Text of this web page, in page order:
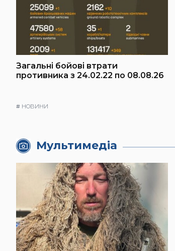
Загальні бойові втрати
противника з 24.02.22 по 08.08.26
# НОВИНИ
Мультимедіа